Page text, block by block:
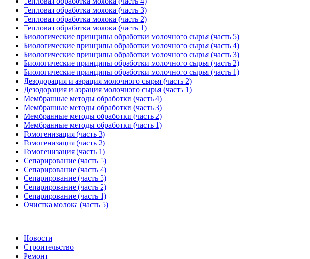
Тепловая обработка молока (часть 3)
Тепловая обработка молока (часть 2)
Тепловая обработка молока (часть 1)
Биологические принципы обработки молочного сырья (часть 5)
Биологические принципы обработки молочного сырья (часть 4)
Биологические принципы обработки молочного сырья (часть 3)
Биологические принципы обработки молочного сырья (часть 2)
Биологические принципы обработки молочного сырья (часть 1)
Дезодорация и аэрация молочного сырья (часть 2)
Дезодорация и аэрация молочного сырья (часть 1)
Мембранные методы обработки (часть 4)
Мембранные методы обработки (часть 3)
Мембранные методы обработки (часть 2)
Мембранные методы обработки (часть 1)
Гомогенизация (часть 3)
Гомогенизация (часть 2)
Гомогенизация (часть 1)
Сепарирование (часть 5)
Сепарирование (часть 4)
Сепарирование (часть 3)
Сепарирование (часть 2)
Сепарирование (часть 1)
Очистка молока (часть 5)
Новости
Строительство
Ремонт